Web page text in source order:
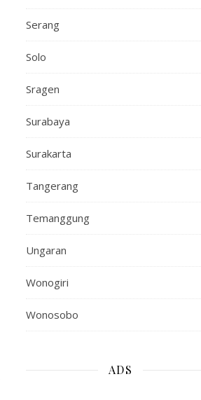
Serang
Solo
Sragen
Surabaya
Surakarta
Tangerang
Temanggung
Ungaran
Wonogiri
Wonosobo
ADS